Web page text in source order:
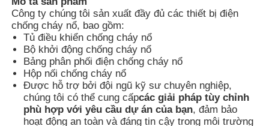
Công ty chúng tôi sản xuất đầy đủ các thiết bị điện
chống cháy nổ, bao gồm:
Tủ điều khiển chống cháy nổ
Bộ khởi động chống cháy nổ
Bảng phân phối điện chống cháy nổ
Hộp nối chống cháy nổ
Được hỗ trợ bởi đội ngũ kỹ sư chuyên nghiệp,
chúng tôi có thể cung cấpcác giải pháp tùy chỉnh
phù hợp với yêu cầu dự án của bạn, đảm bảo
hoạt động an toàn và đáng tin cậy trong môi trường